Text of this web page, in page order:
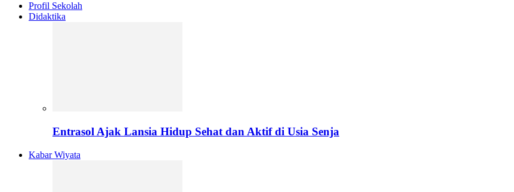
Profil Sekolah
Didaktika
Entrasol Ajak Lansia Hidup Sehat dan Aktif di Usia Senja
Kabar Wiyata